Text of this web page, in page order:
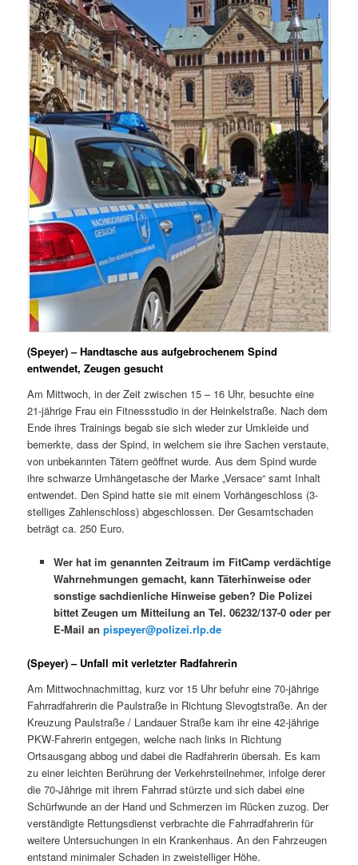
(Speyer) – Handtasche aus aufgebrochenem Spind
entwendet, Zeugen gesucht
Am Mittwoch, in der Zeit zwischen 15 – 16 Uhr, besuchte eine
21-jährige Frau ein Fitnessstudio in der Heinkelstraße. Nach dem
Ende ihres Trainings begab sie sich wieder zur Umkleide und
bemerkte, dass der Spind, in welchem sie ihre Sachen verstaute,
von unbekannten Tätern geöffnet wurde. Aus dem Spind wurde
ihre schwarze Umhängetasche der Marke „Versace“ samt Inhalt
entwendet. Den Spind hatte sie mit einem Vorhängeschloss (3-
stelliges Zahlenschloss) abgeschlossen. Der Gesamtschaden
beträgt ca. 250 Euro.
Wer hat im genannten Zeitraum im FitCamp verdächtige
Wahrnehmungen gemacht, kann Täterhinweise oder
sonstige sachdienliche Hinweise geben? Die Polizei
bittet Zeugen um Mitteilung an Tel. 06232/137-0 oder per
E-Mail an pispeyer@polizei.rlp.de
(Speyer) – Unfall mit verletzter Radfahrerin
Am Mittwochnachmittag, kurz vor 15 Uhr befuhr eine 70-jährige
Fahrradfahrerin die Paulstraße in Richtung Slevogtstraße. An der
Kreuzung Paulstraße / Landauer Straße kam ihr eine 42-jährige
PKW-Fahrerin entgegen, welche nach links in Richtung
Ortsausgang abbog und dabei die Radfahrerin übersah. Es kam
zu einer leichten Berührung der Verkehrsteilnehmer, infolge derer
die 70-Jährige mit ihrem Fahrrad stürzte und sich dabei eine
Schürfwunde an der Hand und Schmerzen im Rücken zuzog. Der
verständigte Rettungsdienst verbrachte die Fahrradfahrerin für
weitere Untersuchungen in ein Krankenhaus. An den Fahrzeugen
entstand minimaler Schaden in zweistelliger Höhe.